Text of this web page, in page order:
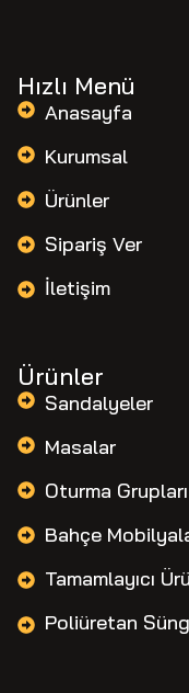
Hızlı Menü
Anasayfa
Kurumsal
Ürünler
Sipariş Ver
İletişim
Ürünler
Sandalyeler
Masalar
Oturma Grupları
Bahçe
Tamamlayıcı
Poliüretan